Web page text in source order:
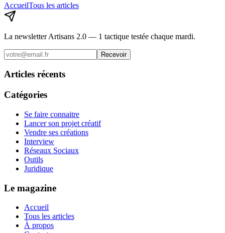
AccueilTous les articles
La newsletter Artisans 2.0 — 1 tactique testée chaque mardi.
Recevoir
Articles récents
Catégories
Se faire connaitre
Lancer son projet créatif
Vendre ses créations
Interview
Réseaux Sociaux
Outils
Juridique
Le magazine
Accueil
Tous les articles
À propos